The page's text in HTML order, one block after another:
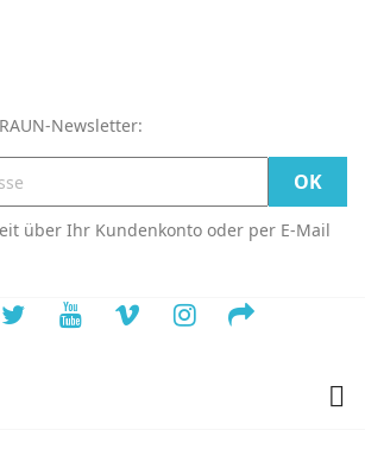
Newsletter:
über Ihr Kundenkonto oder per E-Mail
